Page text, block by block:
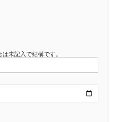
未記入で結構です。